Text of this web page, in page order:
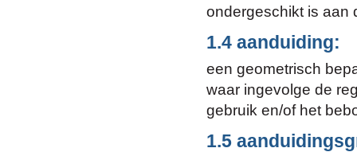
ondergeschikt is aan
1.4 aanduiding:
een geometrisch
waar ingevolge de
gebruik en/of het
1.5